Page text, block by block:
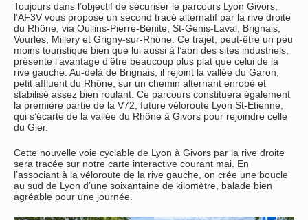
Toujours dans l’objectif de sécuriser le parcours Lyon Givors,
l’AF3V vous propose un second tracé alternatif par la rive droite
du Rhône, via Oullins-Pierre-Bénite, St-Genis-Laval, Brignais,
Vourles, Millery et Grigny-sur-Rhône. Ce trajet, peut-être un peu
moins touristique bien que lui aussi à l’abri des sites industriels,
présente l’avantage d’être beaucoup plus plat que celui de la
rive gauche. Au-delà de Brignais, il rejoint la vallée du Garon,
petit affluent du Rhône, sur un chemin alternant enrobé et
stabilisé assez bien roulant. Ce parcours constituera également
la première partie de la V72, future véloroute Lyon St-Etienne,
qui s’écarte de la vallée du Rhône à Givors pour rejoindre celle
du Gier.
Cette nouvelle voie cyclable de Lyon à Givors par la rive droite
sera tracée sur notre carte interactive courant mai. En
l’associant à la véloroute de la rive gauche, on crée une boucle
au sud de Lyon d’une soixantaine de kilomètre, balade bien
agréable pour une journée.